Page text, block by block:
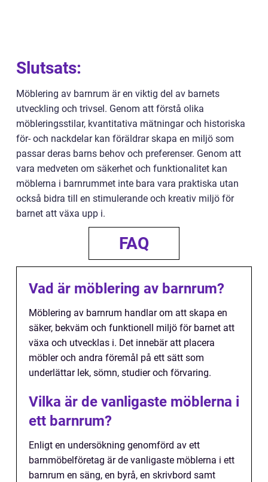
Slutsats:
Möblering av barnrum är en viktig del av barnets
utveckling och trivsel. Genom att förstå olika
möbleringsstilar, kvantitativa mätningar och historiska
för- och nackdelar kan föräldrar skapa en miljö som
passar deras barns behov och preferenser. Genom att
vara medveten om säkerhet och funktionalitet kan
möblerna i barnrummet inte bara vara praktiska utan
också bidra till en stimulerande och kreativ miljö för
barnet att växa upp i.
FAQ
Vad är möblering av barnrum?
Möblering av barnrum handlar om att skapa en
säker, bekväm och funktionell miljö för barnet att
växa och utvecklas i. Det innebär att placera
möbler och andra föremål på ett sätt som
underlättar lek, sömn, studier och förvaring.
Vilka är de vanligaste möblerna i
ett barnrum?
Enligt en undersökning genomförd av ett
barnmöbelföretag är de vanligaste möblerna i ett
barnrum en säng, en byrå, en skrivbord samt